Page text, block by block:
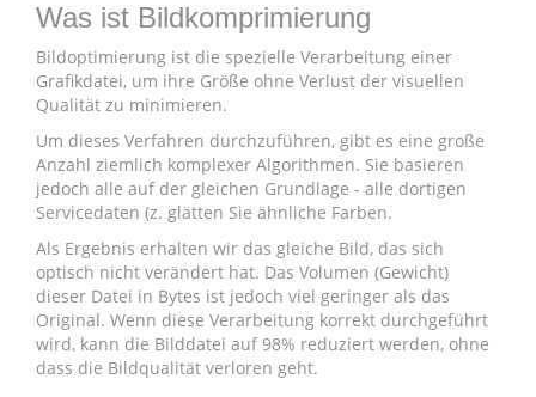
Was ist Bildkomprimierung
Bildoptimierung ist die spezielle Verarbeitung einer
Grafikdatei, um ihre Größe ohne Verlust der visuellen
Qualität zu minimieren.
Um dieses Verfahren durchzuführen, gibt es eine große
Anzahl ziemlich komplexer Algorithmen. Sie basieren
jedoch alle auf der gleichen Grundlage - alle dortigen
Servicedaten (z. glätten Sie ähnliche Farben.
Als Ergebnis erhalten wir das gleiche Bild, das sich
optisch nicht verändert hat. Das Volumen (Gewicht)
dieser Datei in Bytes ist jedoch viel geringer als das
Original. Wenn diese Verarbeitung korrekt durchgeführt
wird, kann die Bilddatei auf 98% reduziert werden, ohne
dass die Bildqualität verloren geht.